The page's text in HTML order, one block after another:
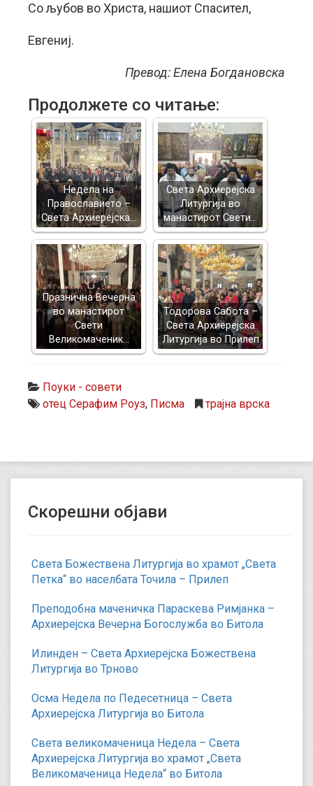
Со љубов во Христа, нашиот Спасител,
Евгениј.
Превод: Елена Богдановска
Продолжете со читање:
Недела на
Православието –
Света Архиерејска…
Света Архиерејска
Литургија во
манастирот Свети…
Празнична Вечерна
во манастирот
Свети
Великомаченик…
Тодорова Сабота –
Света Архиерејска
Литургија во Прилеп
Поуки - совети
отец Серафим Роуз, Писма трајна врска
Скорешни објави
Света Божествена Литургија во храмот „Света
Петка“ во населбата Точила – Прилеп
Преподобна маченичка Параскева Римјанка –
Архиерејска Вечерна Богослужба во Битола
Илинден – Света Архиерејска Божествена
Литургија во Трново
Осма Недела по Педесетница – Света
Архиерејска Литургија во Битола
Света великомаченица Недела – Света
Архиерејска Литургија во храмот „Света
Великомаченица Недела“ во Битола